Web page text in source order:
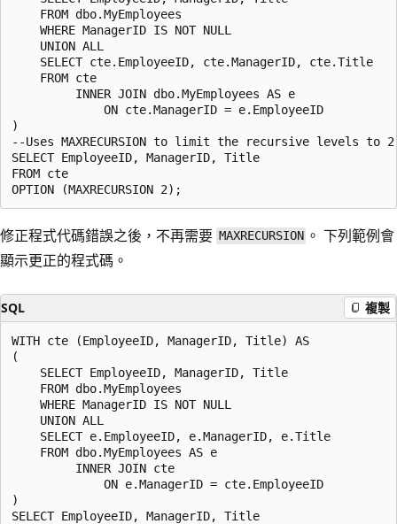
    FROM dbo.MyEmployees
    WHERE ManagerID IS NOT NULL
    UNION ALL
    SELECT cte.EmployeeID, cte.ManagerID, cte.Title
    FROM cte
         INNER JOIN dbo.MyEmployees AS e
             ON cte.ManagerID = e.EmployeeID
)
--Uses MAXRECURSION to limit the recursive levels to 2
SELECT EmployeeID, ManagerID, Title
FROM cte
修正程式代碼錯誤之後，不再需要 MAXRECURSION 。 下列範例會
顯示更正的程式碼。
SQL 複製
WITH cte (EmployeeID, ManagerID, Title) AS
(
    SELECT EmployeeID, ManagerID, Title
    FROM dbo.MyEmployees
    WHERE ManagerID IS NOT NULL
    UNION ALL
    SELECT e.EmployeeID, e.ManagerID, e.Title
    FROM dbo.MyEmployees AS e
         INNER JOIN cte
             ON e.ManagerID = cte.EmployeeID
)
SELECT EmployeeID, ManagerID, Title